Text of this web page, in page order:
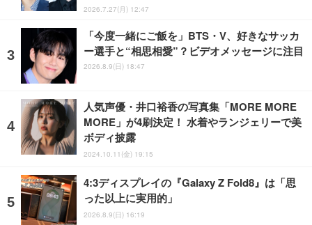
2026.7.27(月) 12:47
「今度一緒にご飯を」BTS・V、好きなサッカ
ー選手と“相思相愛”？ビデオメッセージに注目
2026.8.9(日) 18:47
人気声優・井口裕香の写真集「MORE MORE
MORE」が4刷決定！ 水着やランジェリーで美
ボディ披露
2024.10.11(金) 19:15
4:3ディスプレイの『Galaxy Z Fold8』は「思
った以上に実用的」
2026.8.9(日) 16:19